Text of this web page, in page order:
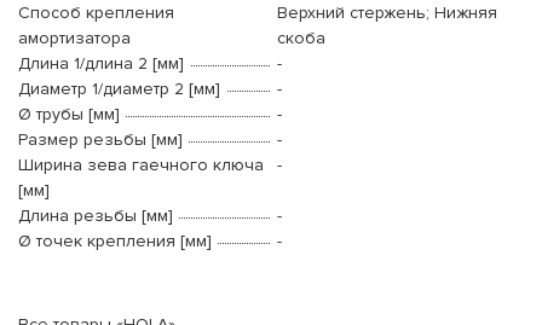
Способ крепления
амортизатора
Верхний стержень; Нижняя
скоба
Длина 1/длина 2 [мм]
-
Диаметр 1/диаметр 2 [мм]
-
Ø трубы [мм]
-
Размер резьбы [мм]
-
Ширина зева гаечного ключа
[мм]
-
Длина резьбы [мм]
-
Ø точек крепления [мм]
-